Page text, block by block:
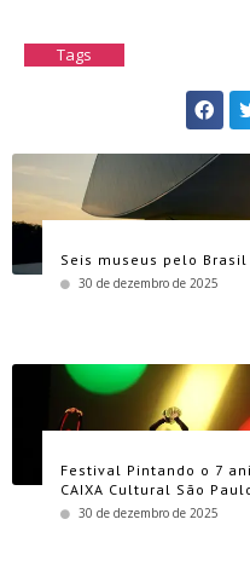
Tags
Seis museus pelo
30 de dezembro de 2025
Festival Pintando o 7
CAIXA Cultural São
30 de dezembro de 2025